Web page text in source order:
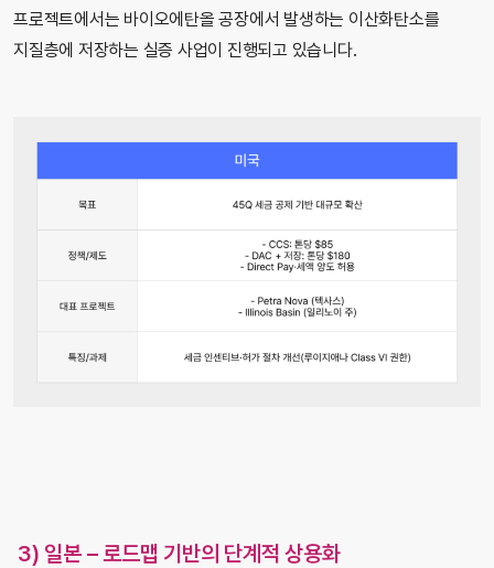
프로젝트에서는 바이오에탄올 공장에서 발생하는 이산화탄소를
지질층에 저장하는 실증 사업이 진행되고 있습니다.
3) 일본 – 로드맵 기반의 단계적 상용화